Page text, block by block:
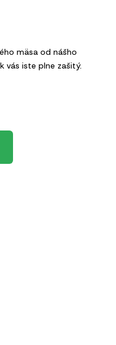
mäsa od nášho
vás iste plne zašitý.